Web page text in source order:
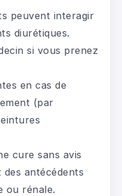
peuvent interagir
diurétiques.
si vous prenez
en cas de
(par
cure sans avis
des antécédents
ou rénale.